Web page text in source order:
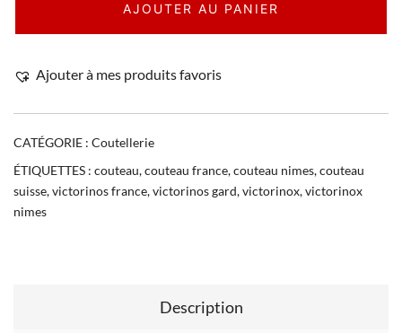
AJOUTER AU PANIER
Ajouter à mes produits favoris
CATÉGORIE : Coutellerie
ÉTIQUETTES : couteau,couteau france,couteau nimes,couteau
suisse,victorinos france,victorinos gard,victorinox,victorinox
nimes
Description